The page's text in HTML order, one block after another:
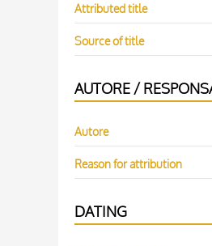
Attributed title
Source of title
AUTORE /
Autore
Reason for attribution
DATING